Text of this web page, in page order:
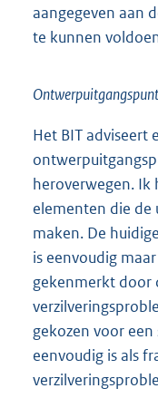
aangegeven aan
te kunnen
Het BIT adviseert
heroverwegen. Ik
elementen die de
maken. De
is eenvoudig
gekenmerkt door
gekozen voor
eenvoudig is als